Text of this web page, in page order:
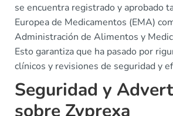
se encuentra registrado y aprobado
Europea de Medicamentos (EMA)
Administración de Alimentos y
Esto garantiza que ha pasado por
clínicos y revisiones de seguridad y
Seguridad y
sobre Zyprexa